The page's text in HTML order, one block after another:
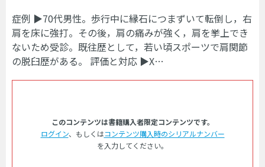
症例 ▶70代男性。歩行中に縁石につまずいて転倒し，右
肩を床に強打。その後，肩の痛みが強く，肩を挙上でき
ないため受診。既往歴として，若い頃スポーツで肩関節
の脱臼歴がある。 評価と対応 ▶X…
このコンテンツは書籍購入者限定コンテンツです。
ログイン、もしくはコンテンツ購入時のシリアルナンバー
を入力してください。